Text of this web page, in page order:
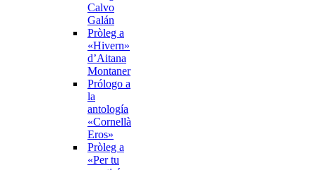
Calvo
Galán
Pròleg a
«Hivern»
d’Aitana
Montaner
Prólogo a
la
antología
«Cornellà
Eros»
Pròleg a
«Per tu